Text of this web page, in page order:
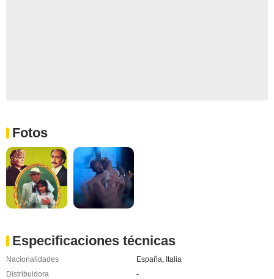
Fotos
Especificaciones técnicas
Nacionalidades España Italia
Distribuidora
-